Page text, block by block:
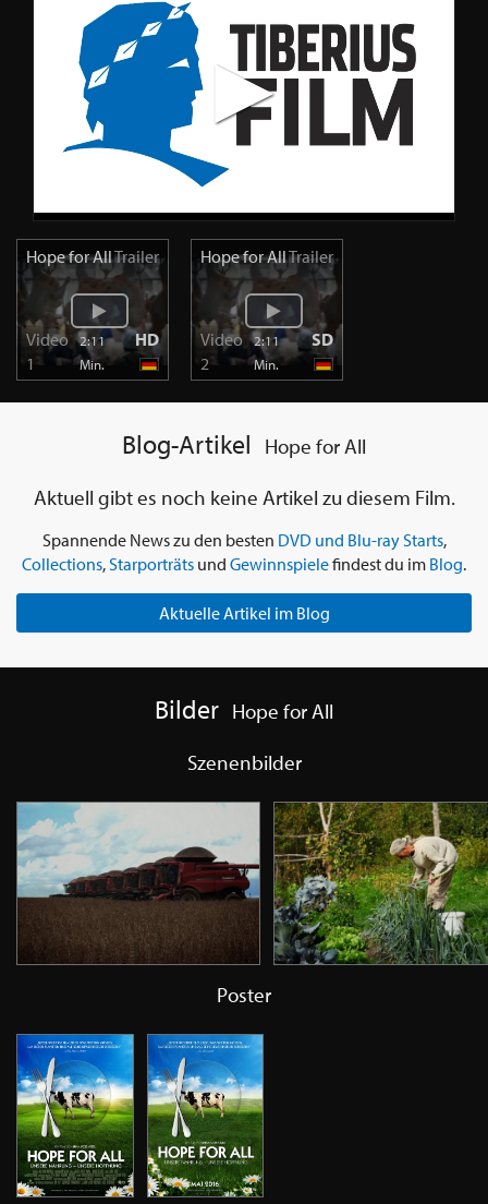
Hope for AllTrailer
Video
1
2:11
Min.
HD
Hope for AllTrailer
Video
2
2:11
Min.
SD
Blog-Artikel
Hope for All
Aktuell gibt es noch keine Artikel zu diesem Film.
Spannende News zu den besten DVD und Blu-ray Starts,
Collections, Starporträts und Gewinnspielefindest du im Blog.
Aktuelle Artikel im Blog
Bilder Hope for All
Szenenbilder
Poster